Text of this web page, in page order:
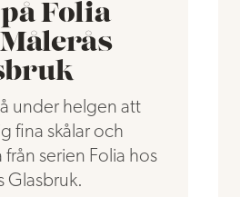
på Folia
under helgen att
fina skålar och
från serien Folia hos
Glasbruk.